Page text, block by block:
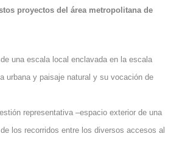
proyectos del área metropolitana de
una escala local enclavada en la escala
urbana y paisaje natural y su vocación de
representativa –espacio exterior de una
los recorridos entre los diversos accesos al